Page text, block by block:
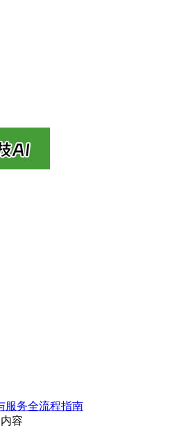
格合理缓解供应紧张
同共促量产突破
服务全流程指南
获消费者青睐
容